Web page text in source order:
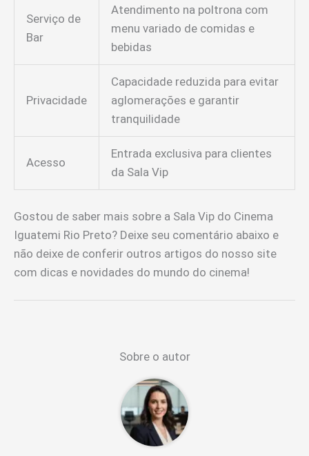
Serviço de
Bar
Atendimento na poltrona com
menu variado de comidas e
bebidas
Privacidade
Capacidade reduzida para evitar
aglomerações e garantir
tranquilidade
Acesso
Entrada exclusiva para clientes
da Sala Vip
Gostou de saber mais sobre a Sala Vip do Cinema
Iguatemi Rio Preto? Deixe seu comentário abaixo e
não deixe de conferir outros artigos do nosso site
com dicas e novidades do mundo do cinema!
Sobre o autor